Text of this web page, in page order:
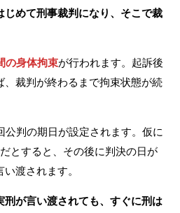
じめて刑事裁判になり、そこで裁
の身体拘束が行われます。起訴後
、裁判が終わるまで拘束状態が続
公判の期日が設定されます。仮に
とすると、その後に判決の日が
渡されます。
刑が言い渡されても、すぐに刑は